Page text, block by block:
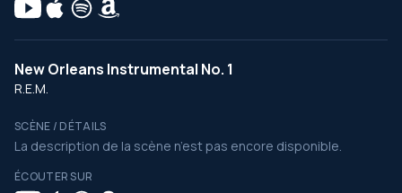
New Orleans Instrumental No. 1
R.E.M.
SCÈNE / DÉTAILS
La description de la scène n’est pas encore disponible.
ÉCOUTER SUR